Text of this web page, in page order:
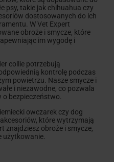
psy, takie jak chihuahua czy
dostosowanych do ich
W Vet Expert
obroże i smycze, które
im wygodę i
collie potrzebują
kontrolę podczas
powietrzu. Nasze smycze i
i niezawodne, co pozwala
bezpieczeństwo.
owczarek czy dog
które wytrzymają
znajdziesz obroże i smycze,
użytkowanie.